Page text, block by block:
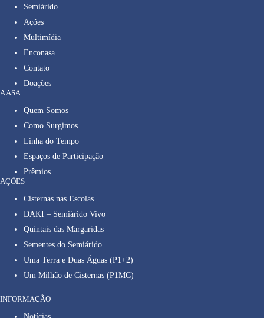
Semiárido
Ações
Multimídia
Enconasa
Contato
Doações
A ASA
Quem Somos
Como Surgimos
Linha do Tempo
Espaços de Participação
Prêmios
AÇÕES
Cisternas nas Escolas
DAKI – Semiárido Vivo
Quintais das Margaridas
Sementes do Semiárido
Uma Terra e Duas Águas (P1+2)
Um Milhão de Cisternas (P1MC)
INFORMAÇÃO
Notícias